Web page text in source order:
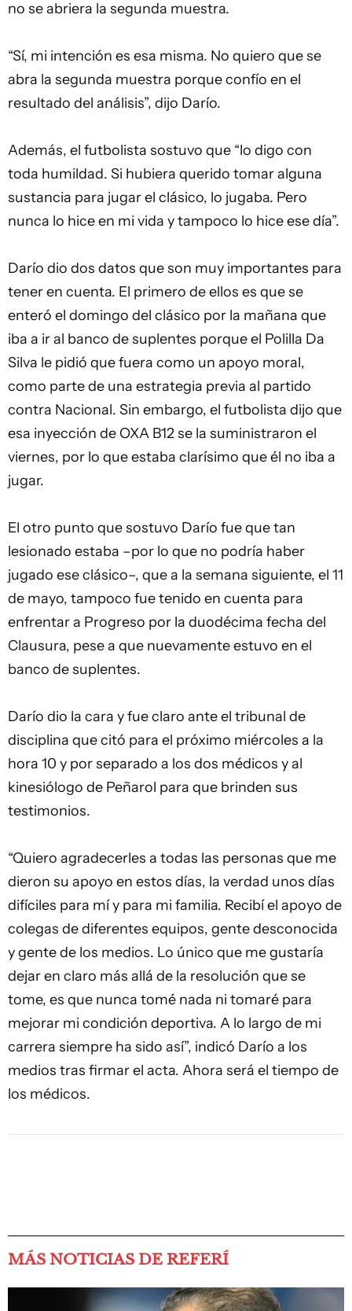
no se abriera la segunda muestra.
“Sí, mi intención es esa misma. No quiero que se
abra la segunda muestra porque confío en el
resultado del análisis”, dijo Darío.
Además, el futbolista sostuvo que “lo digo con
toda humildad. Si hubiera querido tomar alguna
sustancia para jugar el clásico, lo jugaba. Pero
nunca lo hice en mi vida y tampoco lo hice ese día”.
Darío dio dos datos que son muy importantes para
tener en cuenta. El primero de ellos es que se
enteró el domingo del clásico por la mañana que
iba a ir al banco de suplentes porque el Polilla Da
Silva le pidió que fuera como un apoyo moral,
como parte de una estrategia previa al partido
contra Nacional. Sin embargo, el futbolista dijo que
esa inyección de OXA B12 se la suministraron el
viernes, por lo que estaba clarísimo que él no iba a
jugar.
El otro punto que sostuvo Darío fue que tan
lesionado estaba –por lo que no podría haber
jugado ese clásico–, que a la semana siguiente, el 11
de mayo, tampoco fue tenido en cuenta para
enfrentar a Progreso por la duodécima fecha del
Clausura, pese a que nuevamente estuvo en el
banco de suplentes.
Darío dio la cara y fue claro ante el tribunal de
disciplina que citó para el próximo miércoles a la
hora 10 y por separado a los dos médicos y al
kinesiólogo de Peñarol para que brinden sus
testimonios.
“Quiero agradecerles a todas las personas que me
dieron su apoyo en estos días, la verdad unos días
difíciles para mí y para mi familia. Recibí el apoyo de
colegas de diferentes equipos, gente desconocida
y gente de los medios. Lo único que me gustaría
dejar en claro más allá de la resolución que se
tome, es que nunca tomé nada ni tomaré para
mejorar mi condición deportiva. A lo largo de mi
carrera siempre ha sido así”, indicó Darío a los
medios tras firmar el acta. Ahora será el tiempo de
los médicos.
MÁS NOTICIAS DE REFERÍ